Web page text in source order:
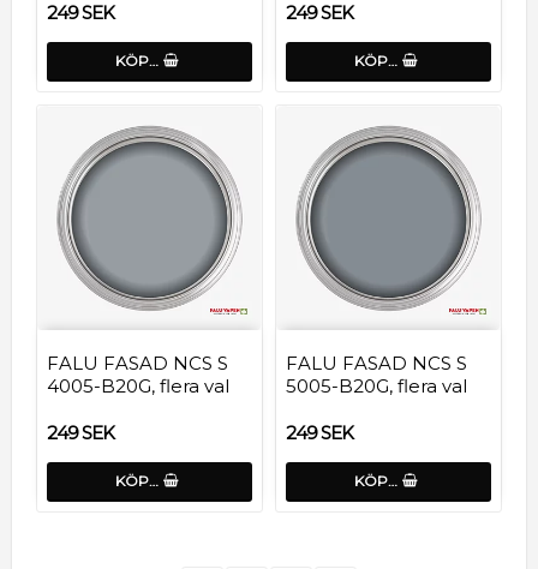
249 SEK
KÖP…
249 SEK
KÖP…
FALU FASAD NCS S
4005-B20G, flera val
249 SEK
KÖP…
FALU FASAD NCS S
5005-B20G, flera val
249 SEK
KÖP…